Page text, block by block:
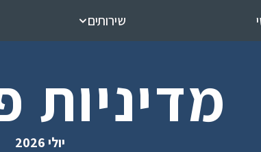
שירותים
מדיניות
יולי 2026